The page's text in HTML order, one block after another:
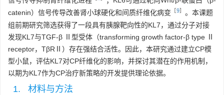
catenin）信号传导改善肾小球硬化和间质纤维化病变 ［9］ 。本课题
组前期研究筛选获得了一段具有胰腺靶向性的KL7，通过分子对接
发现KL7与TGF-β Ⅱ型受体（transforming growth factor-β type Ⅱ
receptor，TβRⅡ）存在强结合活性。因此，本研究通过建立CP模
型小鼠，评估KL7对CP纤维化的影响，并探讨其潜在的作用机制，
以期为KL7作为CP治疗新策略的开发提供理论依据。
1. 材料与方法